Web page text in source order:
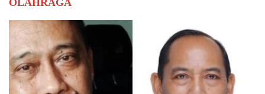
OLAHRAGA